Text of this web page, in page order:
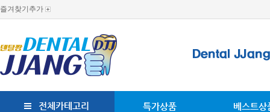
즐겨찾기추가
전체카테고리 특가상품 베스트상